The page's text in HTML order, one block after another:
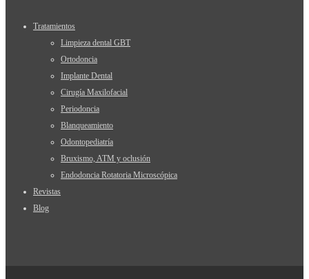
Tratamientos
Limpieza dental GBT
Ortodoncia
Implante Dental
Cirugía Maxilofacial
Periodoncia
Blanqueamiento
Odontopediatría
Bruxismo, ATM y oclusión
Endodoncia Rotatoria Microscópica
Revistas
Blog